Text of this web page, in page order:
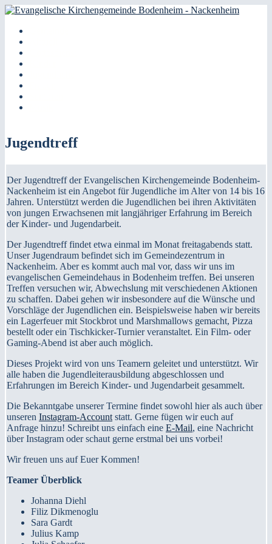
Direkt zum Inhalt
Evangelische
Kirchengemeinde
Bodenheim -
Nackenheim
Kategorien
Jugendtreff
Der Jugendtreff der Evangelischen Kirchengemeinde Bodenheim-
Nackenheim ist ein Angebot für Jugendliche im Alter von 14 bis 16
Jahren. Unterstützt werden die Jugendlichen bei ihren Aktivitäten
von jungen Erwachsenen mit langjähriger Erfahrung im Bereich
der Kinder- und Jugendarbeit.
Der Jugendtreff findet etwa einmal im Monat freitagabends statt.
Unser Jugendraum befindet sich im Gemeindezentrum in
Nackenheim. Aber es kommt auch mal vor, dass wir uns im
evangelischen Gemeindehaus in Bodenheim treffen. Bei unseren
Treffen versuchen wir, Abwechslung mit verschiedenen Aktionen
zu schaffen. Dabei gehen wir insbesondere auf die Wünsche und
Vorschläge der Jugendlichen ein. Beispielsweise haben wir bereits
ein Lagerfeuer mit Stockbrot und Marshmallows gemacht, Pizza
bestellt oder ein Tischkicker-Turnier veranstaltet. Ein Film- oder
Gaming-Abend ist aber auch möglich.
Dieses Projekt wird von uns Teamern geleitet und unterstützt. Wir
alle haben die Jugendleiterausbildung abgeschlossen und
Erfahrungen im Bereich Kinder- und Jugendarbeit gesammelt.
Die Bekanntgabe unserer Termine findet sowohl hier als auch über
unseren Instagram-Account statt. Gerne fügen wir euch auf
Anfrage hinzu! Schreibt uns einfach eine E-Mail, eine Nachricht
über Instagram oder schaut gerne erstmal bei uns vorbei!
Wir freuen uns auf Euer Kommen!
Teamer Überblick
Johanna Diehl
Filiz Dikmenoglu
Sara Gardt
Julius Kamp